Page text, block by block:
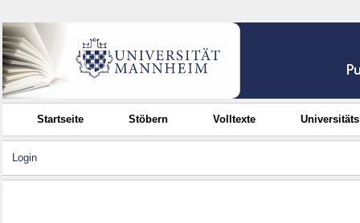
Startseite Stöbern Volltexte
Login